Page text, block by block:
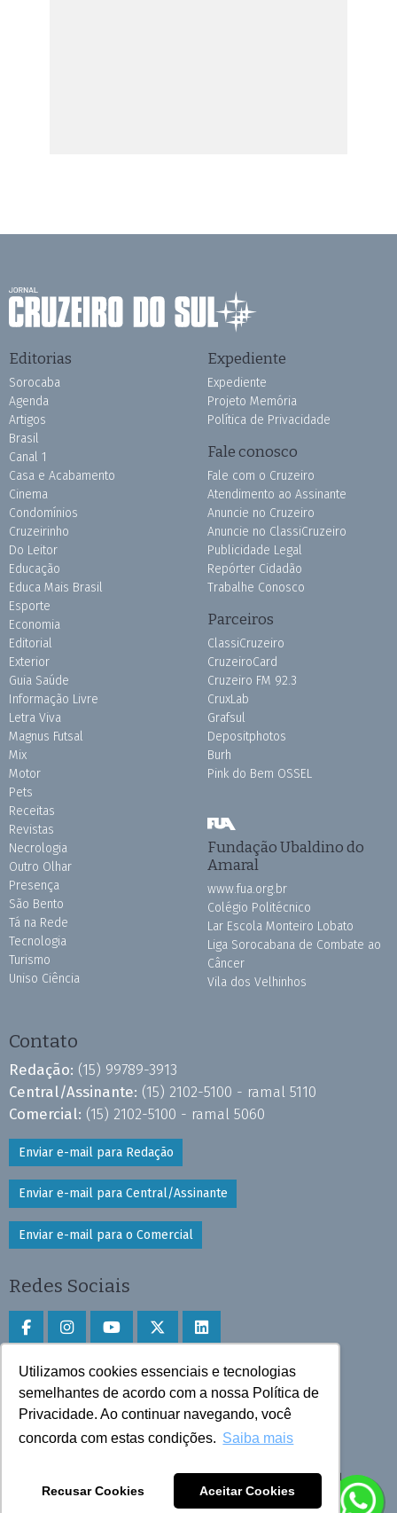
Utilizamos cookies essenciais e tecnologias
semelhantes de acordo com a nossa Política de
Privacidade. Ao continuar navegando, você
concorda com estas condições. Saiba mais
Recusar Cookies Aceitar Cookies
Editorias
Sorocaba
Agenda
Artigos
Brasil
Canal 1
Casa e Acabamento
Cinema
Condomínios
Cruzeirinho
Do Leitor
Educação
Educa Mais Brasil
Esporte
Economia
Editorial
Exterior
Guia Saúde
Informação Livre
Letra Viva
Magnus Futsal
Mix
Motor
Pets
Receitas
Revistas
Necrologia
Outro Olhar
Presença
São Bento
Tá na Rede
Tecnologia
Turismo
Uniso Ciência
Expediente
Expediente
Projeto Memória
Política de Privacidade
Fale conosco
Fale com o Cruzeiro
Atendimento ao Assinante
Anuncie no Cruzeiro
Anuncie no ClassiCruzeiro
Publicidade Legal
Repórter Cidadão
Trabalhe Conosco
Parceiros
ClassiCruzeiro
CruzeiroCard
Cruzeiro FM 92.3
CruxLab
Grafsul
Depositphotos
Burh
Pink do Bem OSSEL
Fundação Ubaldino do
Amaral
www.fua.org.br
Colégio Politécnico
Lar Escola Monteiro Lobato
Liga Sorocabana de Combate ao
Câncer
Vila dos Velhinhos
Contato
Redação: (15) 99789-3913
Central/Assinante: (15) 2102-5100 - ramal 5110
Comercial: (15) 2102-5100 - ramal 5060
Enviar e-mail para Redação
Enviar e-mail para Central/Assinante
Enviar e-mail para o Comercial
Redes Sociais
Faça download do aplicativo
Play Store e App Store
Todos os direitos reservados © 2025 Cruzeiro do Sul